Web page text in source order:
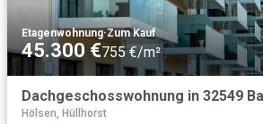
Etagenwohnung·Zum Kauf
45.300 €755 €/m²
Hölsen, Hüllhorst